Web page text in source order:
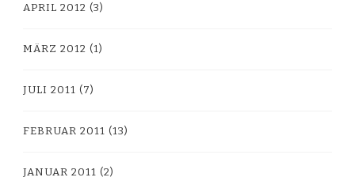
APRIL 2012 (3)
MÄRZ 2012 (1)
JULI 2011 (7)
FEBRUAR 2011 (13)
JANUAR 2011 (2)